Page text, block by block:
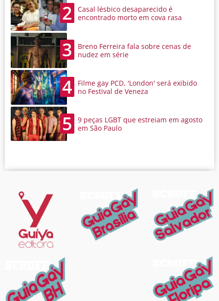
2
Casal lésbico desaparecido é
encontrado morto em cova rasa
3
Breno Ferreira fala sobre cenas de
nudez em série
4
Filme gay PCD, 'London' será exibido
no Festival de Veneza
5
9 peças LGBT que estreiam em agosto
em São Paulo